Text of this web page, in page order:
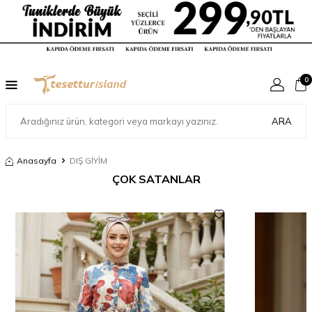
ARA
0
Anasayfa DIŞ GİYİM
ÇOK SATANLAR